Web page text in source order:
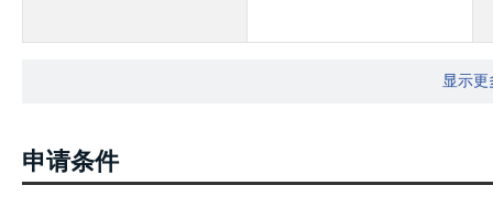
显示更
申请条件